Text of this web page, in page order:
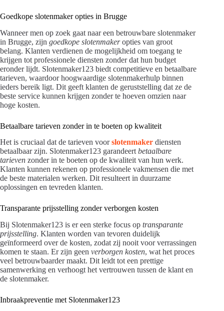
Goedkope slotenmaker opties in Brugge
Wanneer men op zoek gaat naar een betrouwbare slotenmaker
in Brugge, zijn goedkope slotenmakeropties van groot
belang. Klanten verdienen de mogelijkheid om toegang te
krijgen tot professionele diensten zonder dat hun budget
eronder lijdt. Slotenmaker123 biedt competitieve en betaalbare
tarieven, waardoor hoogwaardige slotenmakerhulp binnen
ieders bereik ligt. Dit geeft klanten de geruststelling dat ze de
beste service kunnen krijgen zonder te hoeven omzien naar
hoge kosten.
Betaalbare tarieven zonder in te boeten op kwaliteit
Het is cruciaal dat de tarieven voorslotenmaker diensten
betaalbaar zijn. Slotenmaker123 garandeert betaalbare
tarieven zonder in te boeten op de kwaliteit van hun werk.
Klanten kunnen rekenen op professionele vakmensen die met
de beste materialen werken. Dit resulteert in duurzame
oplossingen en tevreden klanten.
Transparante prijsstelling zonder verborgen kosten
Bij Slotenmaker123 is er een sterke focus op transparante
prijsstelling. Klanten worden van tevoren duidelijk
geïnformeerd over de kosten, zodat zij nooit voor verrassingen
komen te staan. Er zijn geen verborgen kosten, wat het proces
veel betrouwbaarder maakt. Dit leidt tot een prettige
samenwerking en verhoogt het vertrouwen tussen de klant en
de slotenmaker.
Inbraakpreventie met Slotenmaker123